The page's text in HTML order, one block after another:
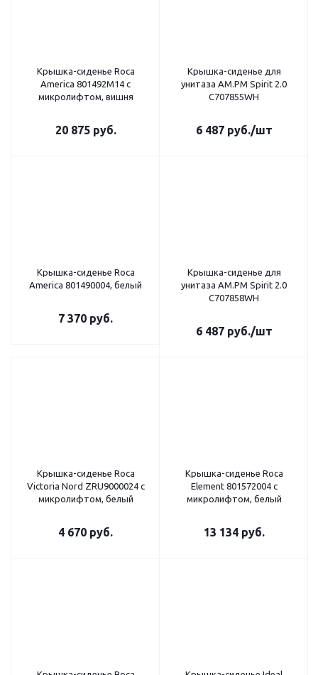
Крышка-сиденье Roca
America 801492M14 с
микролифтом, вишня
20 875руб.
Крышка-сиденье для
унитаза AM.PM Spirit 2.0
C707855WH
6 487руб./шт
Крышка-сиденье Roca
America 801490004, белый
7 370 руб.
Крышка-сиденье для
унитаза AM.PM Spirit 2.0
C707858WH
6 487руб./шт
Крышка-сиденье Roca
Victoria Nord ZRU9000024 с
микролифтом, белый
4 670 руб.
Крышка-сиденье Roca
Element 801572004 с
микролифтом, белый
13 134руб.